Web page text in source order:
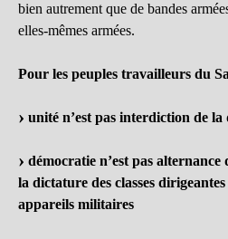
bien autrement que de bandes
elles-mêmes armées.
Pour les peuples travailleurs du
unité n’est pas interdiction de la
démocratie n’est pas
la dictature des classes
appareils militaires